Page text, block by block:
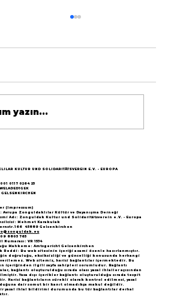
yankı uyandırdı...
yazın...
KULTUR UND SOLIDARITÄTSVEREIN E.V. - EUROPA
0117 0264 25
(Impressum)
Avrupa Zonguldaklılar Kültür ve Dayanışma Derneği
Adı: Zonguldak Kultur und Solidaritätsverein e.V. - Europa
Mehmet Karakulak
45889 Gelsenkirchen
8805 765
Numarası: VR 1534
Mahkeme: Amtsgericht Gelsenkirchen
Reddi: Bu web sitesinin içeriği azami özenle hazırlanmıştır.
doğruluğu, eksiksizliği ve güncelliği konusunda herhangi
Web sitemiz, harici bağlantılar içermektedir. Bu
içeriğinden ilgili sayfa sahipleri sorumludur. Bağlantı
bağlantı oluşturulduğu sırada olası yasal ihlaller açısından
Yasa dışı içerikler bağlantı oluşturulduğu sırada tespit
Harici bağlantıların sürekli olarak kontrol edilmesi, yasal
dair somut bir kanıt olmadıkça makul değildir.
yasal ihlal bildirimi durumunda bu tür bağlantılar derhal